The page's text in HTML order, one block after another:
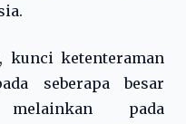
kunci ketenteraman
seberapa besar
pada